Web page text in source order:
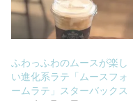
ふわっふわのムースが楽し
い進化系ラテ「ムースフォ
ームラテ」スターバックス